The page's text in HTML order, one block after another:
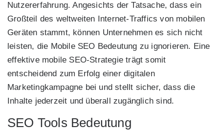
Nutzererfahrung. Angesichts der Tatsache, dass ein
Großteil des weltweiten Internet-Traffics von mobilen
Geräten stammt, können Unternehmen es sich nicht
leisten, die Mobile SEO Bedeutung zu ignorieren. Eine
effektive mobile SEO-Strategie trägt somit
entscheidend zum Erfolg einer digitalen
Marketingkampagne bei und stellt sicher, dass die
Inhalte jederzeit und überall zugänglich sind.
SEO Tools Bedeutung